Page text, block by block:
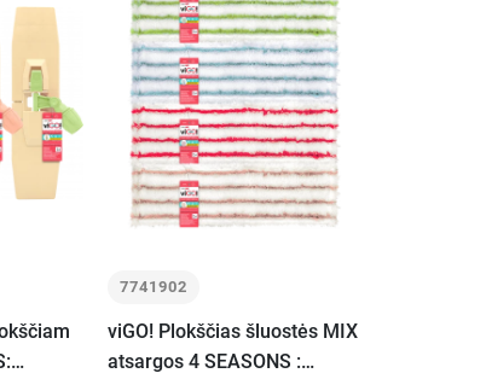
7741902
viGO! Plokščias šluostės MIX
atsargos 4 SEASONS :